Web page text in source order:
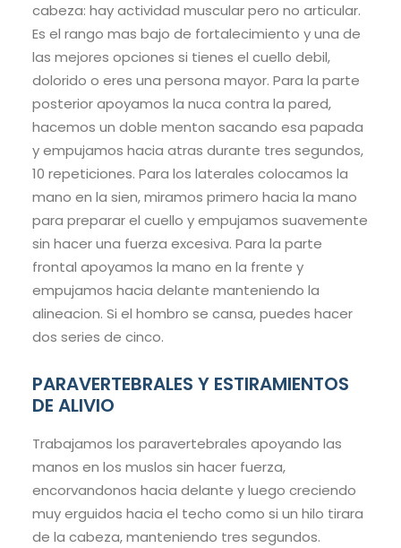
cabeza: hay actividad muscular pero no articular.
Es el rango mas bajo de fortalecimiento y una de
las mejores opciones si tienes el cuello debil,
dolorido o eres una persona mayor. Para la parte
posterior apoyamos la nuca contra la pared,
hacemos un doble menton sacando esa papada
y empujamos hacia atras durante tres segundos,
10 repeticiones. Para los laterales colocamos la
mano en la sien, miramos primero hacia la mano
para preparar el cuello y empujamos suavemente
sin hacer una fuerza excesiva. Para la parte
frontal apoyamos la mano en la frente y
empujamos hacia delante manteniendo la
alineacion. Si el hombro se cansa, puedes hacer
dos series de cinco.
PARAVERTEBRALES Y ESTIRAMIENTOS
DE ALIVIO
Trabajamos los paravertebrales apoyando las
manos en los muslos sin hacer fuerza,
encorvandonos hacia delante y luego creciendo
muy erguidos hacia el techo como si un hilo tirara
de la cabeza, manteniendo tres segundos.